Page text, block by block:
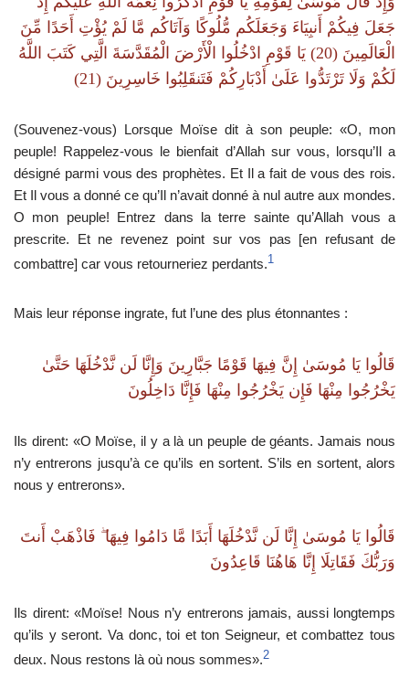
جَعَلَ فِيكُمْ أَنبِيَاءَ وَجَعَلَكُم مُّلُوكًا وَآتَاكُم مَّا لَمْ يُؤْتِ أَحَدًا مِّنَ
الْعَالَمِينَ (20)
يَا قَوْمِ ادْخُلُوا الْأَرْضَ الْمُقَدَّسَةَ الَّتِي كَتَبَ اللَّهُ
لَكُمْ وَلَا تَرْتَدُّوا عَلَىٰ أَدْبَارِكُمْ فَتَنقَلِبُوا خَاسِرِينَ (21)
(Souvenez-vous) Lorsque Moïse dit à son peuple: «O, mon
peuple! Rappelez-vous le bienfait d’Allah sur vous, lorsqu’Il a
désigné parmi vous des prophètes. Et Il a fait de vous des rois.
Et Il vous a donné ce qu’Il n’avait donné à nul autre aux mondes.
O mon peuple! Entrez dans la terre sainte qu’Allah vous a
prescrite. Et ne revenez point sur vos pas [en refusant de
combattre] car vous retourneriez perdants.1
Mais leur réponse ingrate, fut l’une des plus étonnantes :
قَالُوا يَا مُوسَىٰ إِنَّ فِيهَا قَوْمًا جَبَّارِينَ وَإِنَّا لَن نَّدْخُلَهَا حَتَّىٰ
يَخْرُجُوا مِنْهَا فَإِن يَخْرُجُوا مِنْهَا فَإِنَّا دَاخِلُونَ
Ils dirent: «O Moïse, il y a là un peuple de géants. Jamais nous
n’y entrerons jusqu’à ce qu’ils en sortent. S’ils en sortent, alors
nous y entrerons».
قَالُوا يَا مُوسَىٰ إِنَّا لَن نَّدْخُلَهَا أَبَدًا مَّا دَامُوا فِيهَا ۖ فَاذْهَبْ أَنتَ
وَرَبُّكَ فَقَاتِلَا إِنَّا هَاهُنَا قَاعِدُونَ
Ils dirent: «Moïse! Nous n’y entrerons jamais, aussi longtemps
qu’ils y seront. Va donc, toi et ton Seigneur, et combattez tous
deux. Nous restons là où nous sommes».2